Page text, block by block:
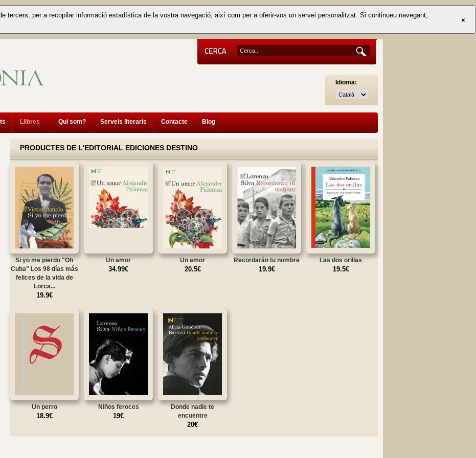
×
tercers, per a recopilar informació estadística de la vostra navegació, així com per a oferir-vos un servei personalitzat. Si continueu navegant,
Idioma:
Llibres Qui som? Serveis literaris Contacte Blog
PRODUCTES DE L'EDITORIAL EDICIONES DESTINO
Si yo me pierdo "Oh
Cuba" Los 98 días más
felices de la vida de
Lorca...
19.9€
Un amor
34.99€
Un amor
20.5€
Recordarán tu nombre
19.9€
Las dos orillas
19.5€
Un perro
18.9€
Niños feroces
19€
Donde nadie te
encuentre
20€